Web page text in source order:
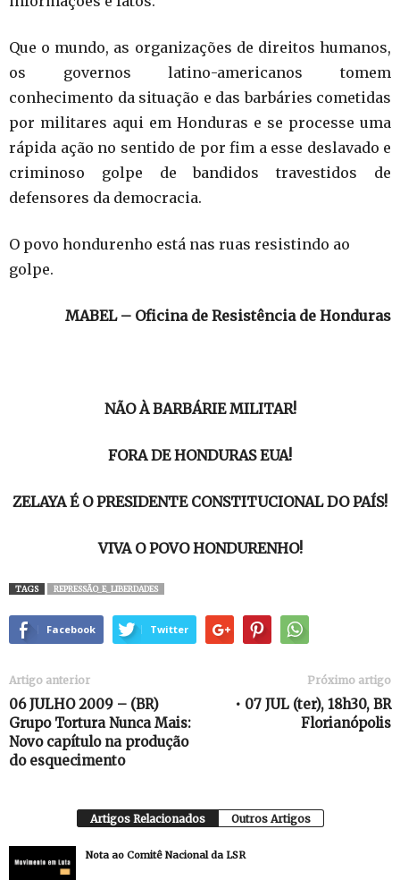
Que o mundo, as organizações de direitos humanos,
os governos latino-americanos tomem
conhecimento da situação e das barbáries cometidas
por militares aqui em Honduras e se processe uma
rápida ação no sentido de por fim a esse deslavado e
criminoso golpe de bandidos travestidos de
defensores da democracia.
O povo hondurenho está nas ruas resistindo ao
golpe.
MABEL – Oficina de Resistência de Honduras
NÃO À BARBÁRIE MILITAR!
FORA DE HONDURAS EUA!
ZELAYA É O PRESIDENTE CONSTITUCIONAL DO PAÍS!
VIVA O POVO HONDURENHO!
TAGS REPRESSÃO_E_LIBERDADES
Facebook Twitter
Artigo anterior
06 JULHO 2009 – (BR)
Grupo Tortura Nunca Mais:
Novo capítulo na produção
do esquecimento
Próximo artigo
• 07 JUL (ter), 18h30, BR
Florianópolis
Artigos Relacionados Outros Artigos
Nota ao Comitê Nacional da LSR